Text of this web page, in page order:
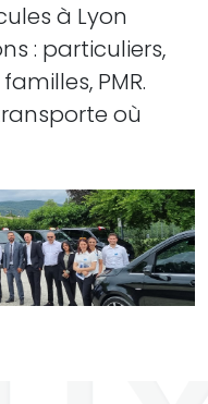
à Lyon
: particuliers,
PMR.
transporte où